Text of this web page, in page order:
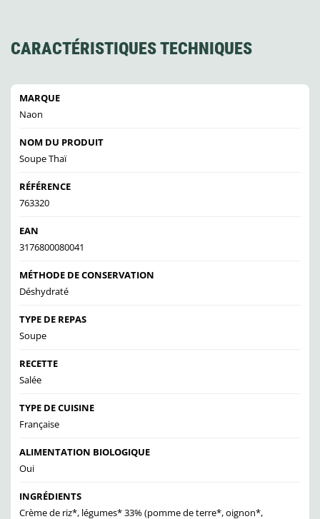
CARACTÉRISTIQUES TECHNIQUES
MARQUE
Naon
NOM DU PRODUIT
Soupe Thaï
RÉFÉRENCE
763320
EAN
3176800080041
MÉTHODE DE CONSERVATION
Déshydraté
TYPE DE REPAS
Soupe
RECETTE
Salée
TYPE DE CUISINE
Française
ALIMENTATION BIOLOGIQUE
Oui
INGRÉDIENTS
Crème de riz*, légumes* 33% (pomme de terre*, oignon*,